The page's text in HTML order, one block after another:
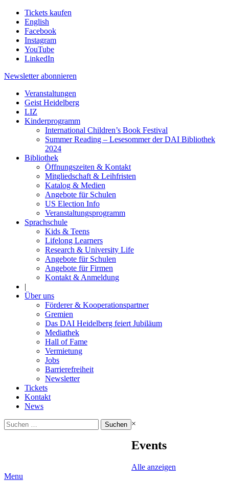
Tickets kaufen
English
Facebook
Instagram
YouTube
LinkedIn
Newsletter abonnieren
Veranstaltungen
Geist Heidelberg
LIZ
Kinderprogramm
International Children’s Book Festival
Summer Reading – Lesesommer der DAI Bibliothek
2024
Bibliothek
Öffnungszeiten & Kontakt
Mitgliedschaft & Leihfristen
Katalog & Medien
Angebote für Schulen
US Election Info
Veranstaltungsprogramm
Sprachschule
Kids & Teens
Lifelong Learners
Research & University Life
Angebote für Schulen
Angebote für Firmen
Kontakt & Anmeldung
|
Über uns
Förderer & Kooperationspartner
Gremien
Das DAI Heidelberg feiert Jubiläum
Mediathek
Hall of Fame
Vermietung
Jobs
Barrierefreiheit
Newsletter
Tickets
Kontakt
News
Suchen
nach:
×
Events
Alle anzeigen
Menu